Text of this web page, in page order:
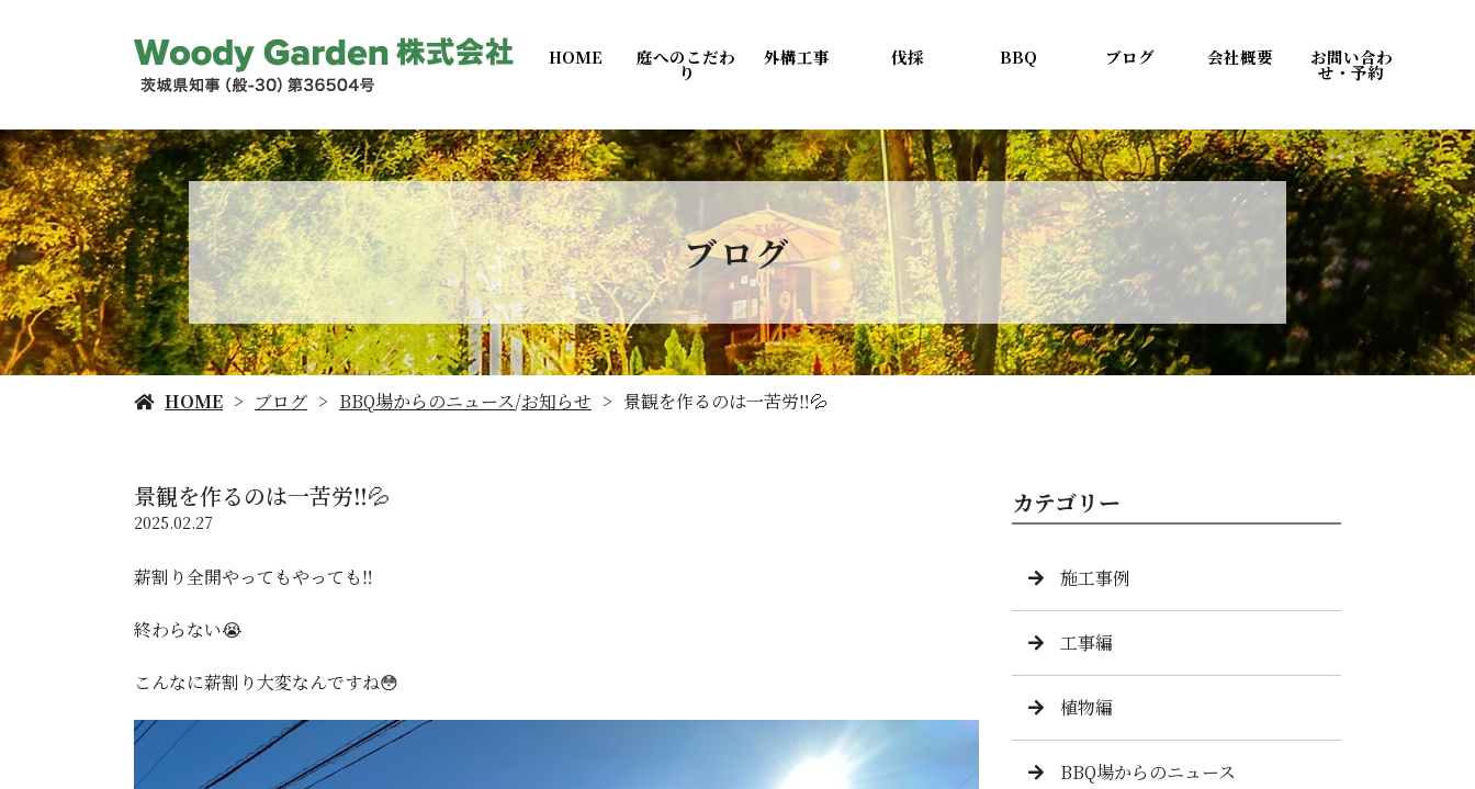
HOME 庭へのこだわ
り
外構工事 伐採 BBQ ブログ 会社概要 お問い合わ
せ・予約
ブログ
HOME ブログ BBQ場からのニュース/お知らせ 景観を作るのは一苦労‼️💦
景観を作るのは一苦労‼️💦
2025.02.27
薪割り全開やってもやっても‼️
終わらない😭
こんなに薪割り大変なんですね😳
カテゴリー
施工事例
工事編
植物編
BBQ場からのニュース